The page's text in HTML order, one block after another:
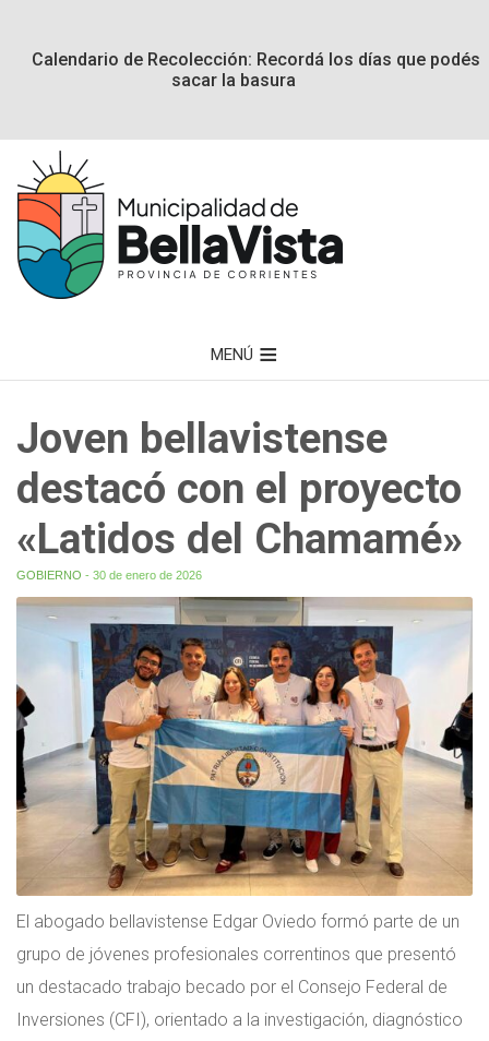
Calendario de Recolección: Recordá los días que podés
sacar la basura
MENÚ
Joven bellavistense
destacó con el proyecto
«Latidos del Chamamé»
GOBIERNO - 30 de enero de 2026
El abogado bellavistense Edgar Oviedo formó parte de un
grupo de jóvenes profesionales correntinos que presentó
un destacado trabajo becado por el Consejo Federal de
Inversiones (CFI), orientado a la investigación, diagnóstico